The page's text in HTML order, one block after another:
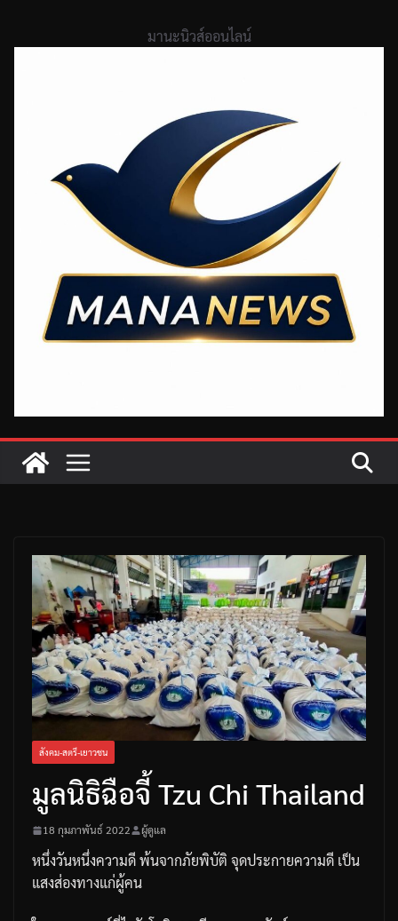
มานะนิวส์ออนไลน์
สังคม-สตรี-เยาวชน
มูลนิธิฉือจี้ Tzu Chi Thailand
18 กุมภาพันธ์ 2022 ผู้ดูแล
หนึ่งวันหนึ่งความดีพ้นจากภัยพิบัติ จุดประกายความดี เป็น
แสงส่องทางแก่ผู้คน